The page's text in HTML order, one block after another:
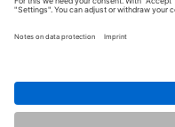
© ALLPLAN Schweiz AG